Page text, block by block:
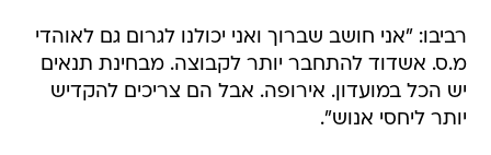
רביבו: "אני חושב שברוך ואני יכולנו לגרום גם לאוהדי
מ.ס. אשדוד להתחבר יותר לקבוצה. מבחינת תנאים
יש הכל במועדון. אירופה. אבל הם צריכים להקדיש
יותר ליחסי אנוש".